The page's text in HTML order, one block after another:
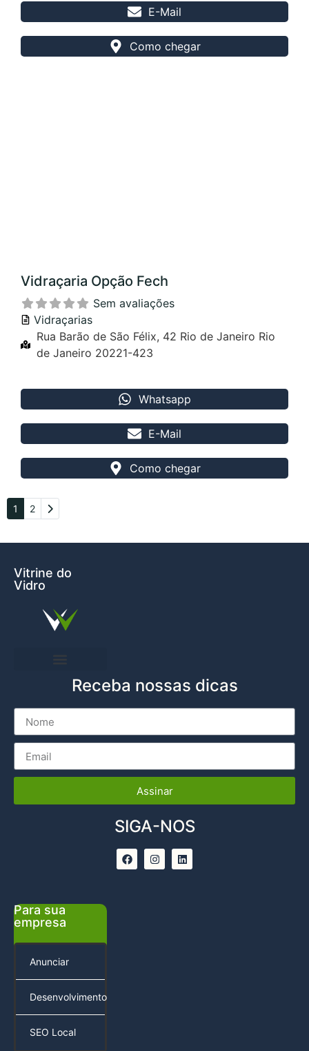
E-Mail
Como chegar
Vidraçaria Opção Fech
Sem avaliações
Vidraçarias
Rua Barão de São Félix, 42 Rio de Janeiro Rio
de Janeiro 20221-423
Whatsapp
E-Mail
Como chegar
1 2 Older posts
Vitrine do
Vidro
Receba nossas dicas
Assinar
SIGA-NOS
Para sua
empresa
Anunciar
Desenvolvimento
SEO Local